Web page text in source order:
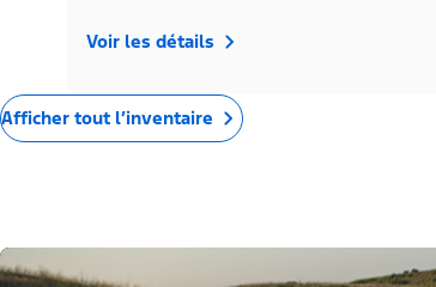
Voir les détails
Afficher tout l’inventaire